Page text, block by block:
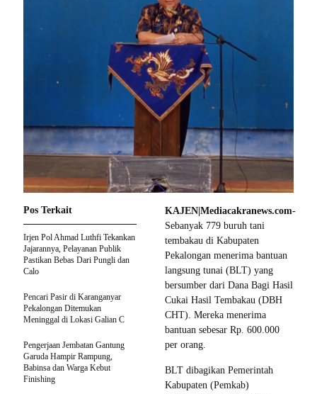
KAJEN|Mediacakranews.com-
Sebanyak 779 buruh tani
tembakau di Kabupaten
Pekalongan menerima bantuan
langsung tunai (BLT) yang
bersumber dari Dana Bagi Hasil
Cukai Hasil Tembakau (DBH
CHT). Mereka menerima
bantuan sebesar Rp. 600.000
per orang.
BLT dibagikan Pemerintah
Kabupaten (Pemkab)
Pos Terkait
Irjen Pol Ahmad Luthfi Tekankan
Jajarannya, Pelayanan Publik
Pastikan Bebas Dari Pungli dan
Calo
Pencari Pasir di Karanganyar
Pekalongan Ditemukan
Meninggal di Lokasi Galian C
Pengerjaan Jembatan Gantung
Garuda Hampir Rampung,
Babinsa dan Warga Kebut
Finishing